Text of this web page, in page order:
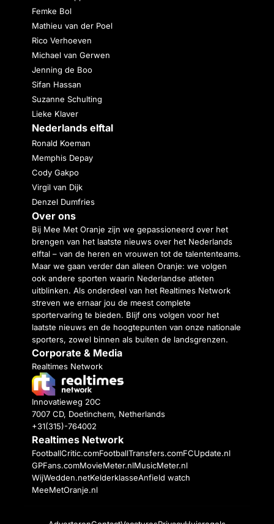
Femke Bol
Mathieu van der Poel
Rico Verhoeven
Michael van Gerwen
Jenning de Boo
Sifan Hassan
Suzanne Schulting
Lieke Klaver
Nederlands elftal
Ronald Koeman
Memphis Depay
Cody Gakpo
Virgil van Dijk
Denzel Dumfries
Over ons
Bij Mee Met Oranje zijn we gepassioneerd over het
brengen van het laatste nieuws over het Nederlands
elftal – van de heren en vrouwen tot de talententeams.
Maar we gaan verder dan alleen Oranje: we volgen
ook andere sporten waarin Nederlandse atleten
uitblinken. Als onderdeel van het Realtimes Network
streven we ernaar jou de meest complete
sportervaring te bieden. Blijf ons volgen voor het
laatste nieuws en de hoogtepunten van onze nationale
sporters, zowel binnen als buiten de landsgrenzen.
Corporate & Media
Realtimes Network
Innovatieweg 20C
7007 CD, Doetinchem, Netherlands
+31(315)-764002
Realtimes Network
FootballCritic.comFootballTransfers.comFCUpdate.nl
GPFans.comMovieMeter.nlMusicMeter.nl
WijWedden.netKelderklasseAnfield watch
MeeMetOranje.nl